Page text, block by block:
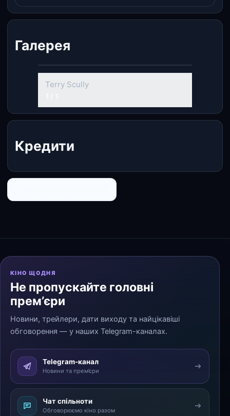
Галерея
Terry Scully
Кредити
КІНО ЩОДНЯ
Не пропускайте головні
прем’єри
Новини, трейлери, дати виходу та найцікавіші
обговорення — у наших Telegram-каналах.
Telegram-канал
Новини та прем’єри
Чат спільноти
Обговорюємо кіно разом